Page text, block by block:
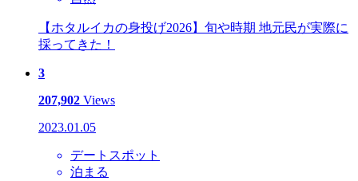
【ホタルイカの身投げ2026】旬や時期 地元民が実際に
採ってきた！
3
207,902 Views
2023.01.05
デートスポット
泊まる